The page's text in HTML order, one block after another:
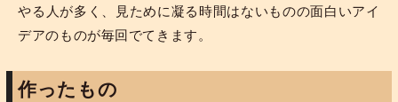
やる人が多く、見ために凝る時間はないものの面白いアイ
デアのものが毎回でてきます。
作ったもの